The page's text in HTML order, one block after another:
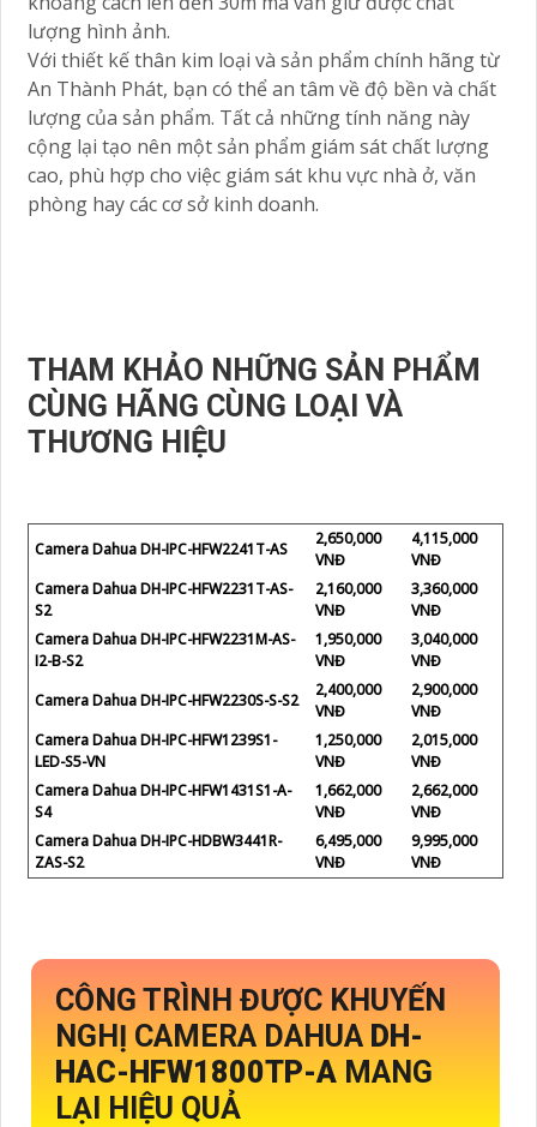
lượng hình ảnh.
Với thiết kế thân kim loại và sản phẩm chính hãng từ
An Thành Phát, bạn có thể an tâm về độ bền và chất
lượng của sản phẩm. Tất cả những tính năng này
cộng lại tạo nên một sản phẩm giám sát chất lượng
cao, phù hợp cho việc giám sát khu vực nhà ở, văn
phòng hay các cơ sở kinh doanh.
THAM KHẢO NHỮNG SẢN PHẨM
CÙNG HÃNG CÙNG LOẠI VÀ
THƯƠNG HIỆU
Camera Dahua DH-IPC-HFW2241T-AS
2,650,000
VNĐ
4,115,000
VNĐ
Camera Dahua DH-IPC-HFW2231T-AS-
S2
2,160,000
VNĐ
3,360,000
VNĐ
Camera Dahua DH-IPC-HFW2231M-AS-
I2-B-S2
1,950,000
VNĐ
3,040,000
VNĐ
Camera Dahua DH-IPC-HFW2230S-S-S2
2,400,000
VNĐ
2,900,000
VNĐ
Camera Dahua DH-IPC-HFW1239S1-
LED-S5-VN
1,250,000
VNĐ
2,015,000
VNĐ
Camera Dahua DH-IPC-HFW1431S1-A-
S4
1,662,000
VNĐ
2,662,000
VNĐ
Camera Dahua DH-IPC-HDBW3441R-
ZAS-S2
6,495,000
VNĐ
9,995,000
VNĐ
CÔNG TRÌNH ĐƯỢC KHUYẾN
NGHỊ CAMERA DAHUA DH-
HAC-HFW1800TP-A MANG
LẠI HIỆU QUẢ